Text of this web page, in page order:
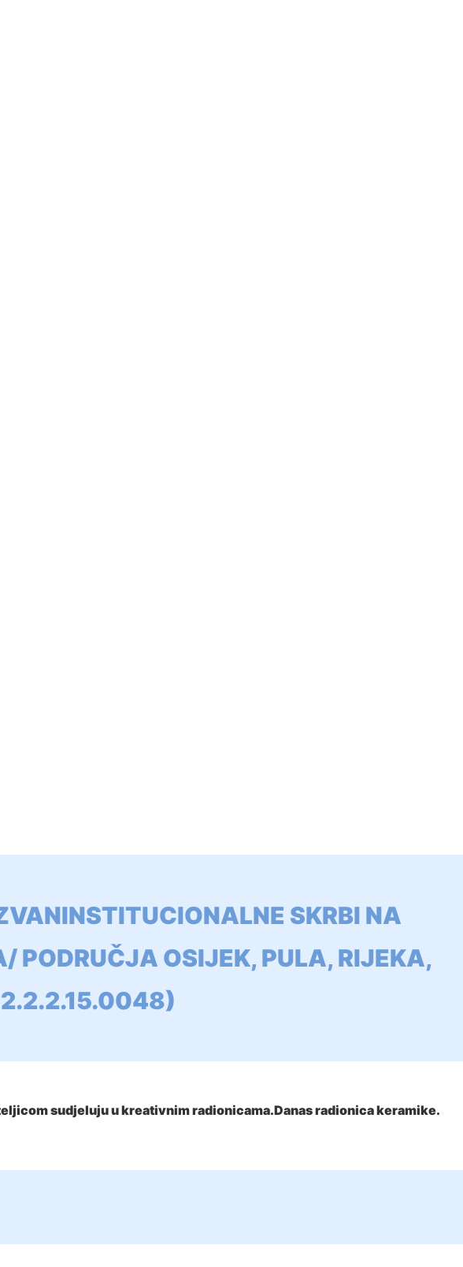
SKRBI NA
PODRUČJA OSIJEK, PULA, RIJEKA,
sudjeluju u kreativnim radionicama.Danas radionica keramike.